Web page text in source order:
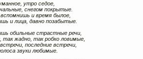
утро седое,
снегом покрытые.
и время былое,
и лица, давно позабытые.
обильные страстные речи,
так жадно, так робко ловимые,
последние встречи,
звуки любимые.